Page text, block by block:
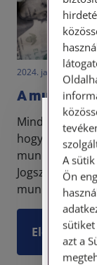
2024. január 2. •
A
Minden
hogy a
munkabért
munkavállaló
Elolvasom
Tisztelt
történő
szerdai
30/A.
A
Ön
azt a